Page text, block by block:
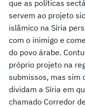
que as políticas
servem ao projeto
islâmico na Síria
com o inimigo e
do povo árabe.
próprio projeto na
submissos, mas sim
dividam a Síria em
chamado Corredor